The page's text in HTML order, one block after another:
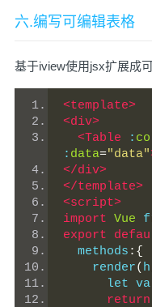
六.编写可编辑表格
基于iview使用jsx扩展成
<template>
<div>
<Table :
: data="data"
</div>
</template>
<script>
import Vue
export
  methods
:{
    render
( h
let
return